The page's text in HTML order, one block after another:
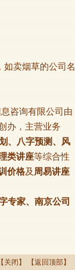
如卖烟草的公司名
咨询有限公司由
办，主营业务
、八字预测、风
类讲座等综合性
价格及 周易讲座
专家、南京公司
关闭 】 【返回顶部】